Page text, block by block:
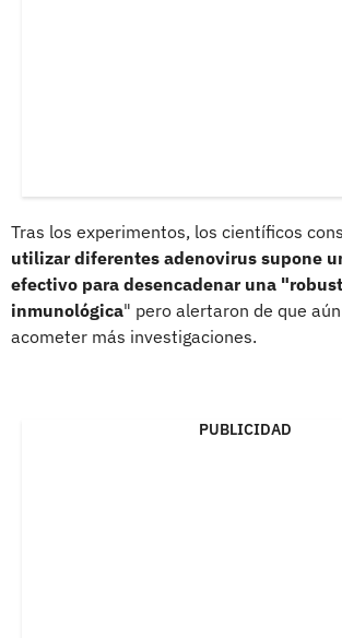
Tras los experimentos, los científicos
utilizar diferentes adenovirus supone
efectivo para desencadenar una
inmunológica" pero alertaron de que
acometer más investigaciones.
PUBLICIDAD